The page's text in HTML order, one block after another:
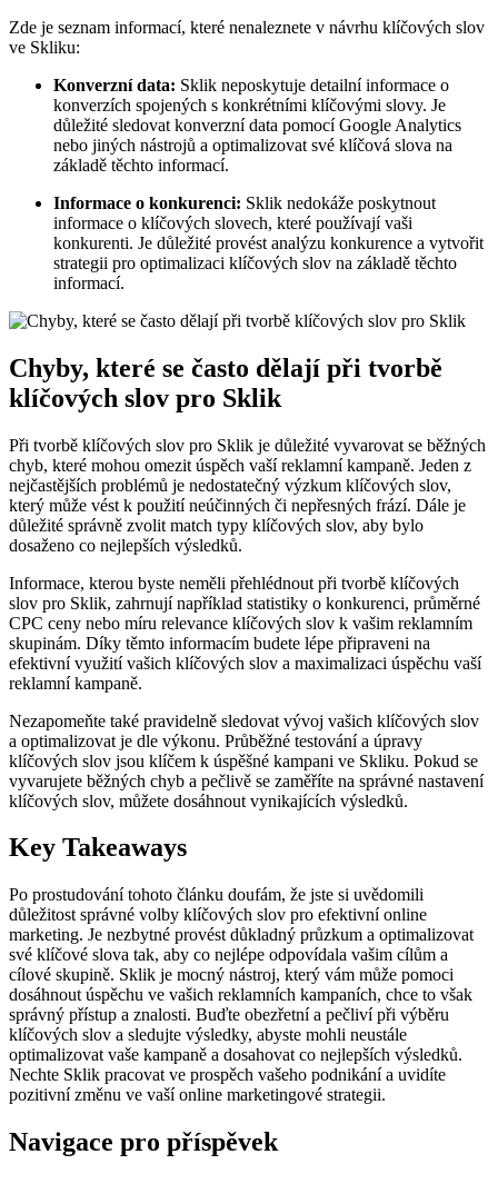
Zde je seznam informací, které nenaleznete v návrhu klíčových slov
ve Skliku:
Konverzní data: Sklik neposkytuje detailní informace o
konverzích spojených s konkrétními klíčovými slovy. Je
důležité sledovat konverzní data pomocí Google Analytics
nebo jiných nástrojů a optimalizovat své klíčová slova na
základě těchto informací.
Informace o konkurenci: Sklik nedokáže poskytnout
informace o klíčových slovech, které používají vaši
konkurenti. Je důležité provést analýzu konkurence a vytvořit
strategii pro optimalizaci klíčových slov na základě těchto
informací.
Chyby, které se často dělají při tvorbě
klíčových slov pro Sklik
Při tvorbě klíčových slov pro Sklik je důležité vyvarovat se běžných
chyb, které mohou omezit úspěch vaší reklamní kampaně. Jeden z
nejčastějších problémů je nedostatečný výzkum klíčových slov,
který může vést k použití neúčinných či nepřesných frází. Dále je
důležité správně zvolit match typy klíčových slov, aby bylo
dosaženo co nejlepších výsledků.
Informace, kterou byste neměli přehlédnout při tvorbě klíčových
slov pro Sklik, zahrnují například statistiky o konkurenci, průměrné
CPC ceny nebo míru relevance klíčových slov k vašim reklamním
skupinám. Díky těmto informacím budete lépe připraveni na
efektivní využití vašich klíčových slov a maximalizaci úspěchu vaší
reklamní kampaně.
Nezapomeňte také pravidelně sledovat vývoj vašich klíčových slov
a optimalizovat je dle výkonu. Průběžné testování a úpravy
klíčových slov jsou klíčem k úspěšné kampani ve Skliku. Pokud se
vyvarujete běžných chyb a pečlivě se zaměříte na správné nastavení
klíčových slov, můžete dosáhnout vynikajících výsledků.
Key Takeaways
Po prostudování tohoto článku doufám, že jste si uvědomili
důležitost správné volby klíčových slov pro efektivní online
marketing. Je nezbytné provést důkladný průzkum a optimalizovat
své klíčové slova tak, aby co nejlépe odpovídala vašim cílům a
cílové skupině. Sklik je mocný nástroj, který vám může pomoci
dosáhnout úspěchu ve vašich reklamních kampaních, chce to však
správný přístup a znalosti. Buďte obezřetní a pečliví při výběru
klíčových slov a sledujte výsledky, abyste mohli neustále
optimalizovat vaše kampaně a dosahovat co nejlepších výsledků.
Nechte Sklik pracovat ve prospěch vašeho podnikání a uvidíte
pozitivní změnu ve vaší online marketingové strategii.
Navigace pro příspěvek